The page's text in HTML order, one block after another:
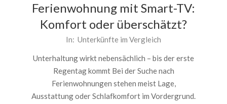
Ferienwohnung mit Smart-TV:
Komfort oder überschätzt?
25
In: Unterkünfte im Vergleich
Unterhaltung wirkt nebensächlich – bis der erste
Regentag kommt Bei der Suche nach
Ferienwohnungen stehen meist Lage,
Ausstattung oder Schlafkomfort im Vordergrund.